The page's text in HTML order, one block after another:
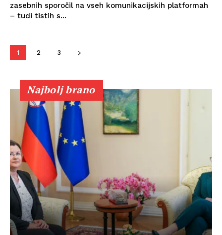
zasebnih sporočil na vseh komunikacijskih platformah
– tudi tistih s...
1 2 3
Najbolj brano